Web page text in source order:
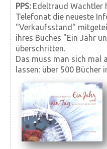
PPS: Edeltraud Wachtler
Telefonat die neueste
"Verkaufsstand"
ihres Buches "Ein Jahr
überschritten.
Das muss man sich mal
lassen: über 500 Bücher